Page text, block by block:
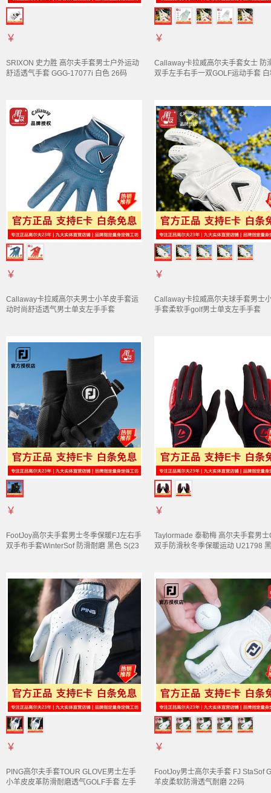
￥
SRIXON 史力胜 高尔夫手套男士户外运动
舒适透气手套 GGG-17077i 白色 26码
￥
Callaway卡拉威高尔夫手套女士 防
双手左手右手一双GOLF运动手套
￥
Callaway卡拉威高尔夫男士小羊皮手套运
动时尚舒适透气男士单支左手手套
￥
Callaway卡拉威高尔夫球手套男士
手套柔软手golf男士单支左手手套
￥
FootJoy高尔夫手套男士冬季保暖FJ左右手
双手布手套WinterSof 防滑耐磨 黑色 S(23
￥
Taylormade 泰勒梅 高尔夫手套男士
双手防滑秋冬季保暖运动 U21798
￥
PING高尔夫手套TOUR GLOVE男士左手
小羊皮皮革防滑耐磨透气GOLF手套 左手
￥
FootJoy男士高尔夫手套 FJ StaSof
羊皮柔软防滑透气耐磨 22码